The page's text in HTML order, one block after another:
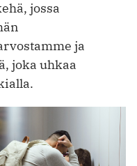
jossa
ja
joka uhkaa